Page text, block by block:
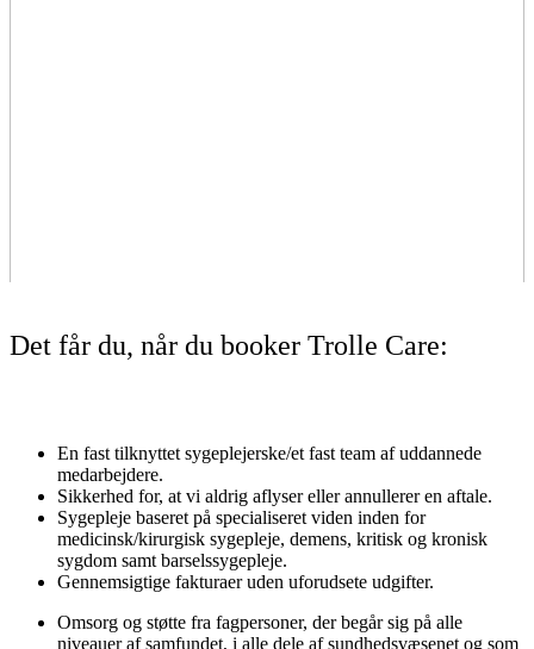
Det får du, når du booker Trolle Care:
En fast tilknyttet sygeplejerske/et fast team af uddannede
medarbejdere.
Sikkerhed for, at vi aldrig aflyser eller annullerer en aftale.
Sygepleje baseret på specialiseret viden inden for
medicinsk/kirurgisk sygepleje, demens, kritisk og kronisk
sygdom samt barselssygepleje.
Gennemsigtige fakturaer uden uforudsete udgifter.
Omsorg og støtte fra fagpersoner, der begår sig på alle
niveauer af samfundet, i alle dele af sundhedsvæsenet og som